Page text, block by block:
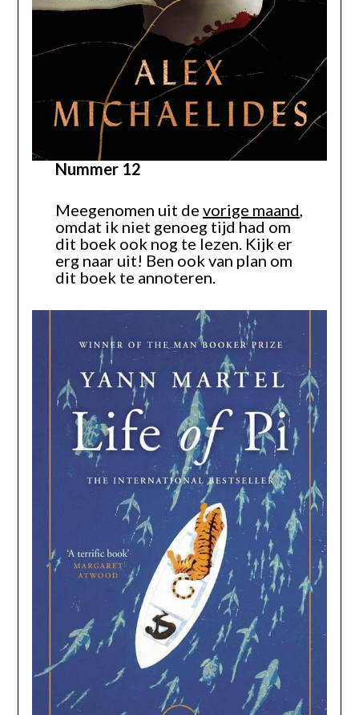
Nummer 12
Meegenomen uit devorige maand,
omdat ik niet genoeg tijd had om
dit boek ook nog te lezen. Kijk er
erg naar uit! Ben ook van plan om
dit boek te annoteren.